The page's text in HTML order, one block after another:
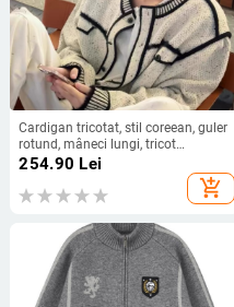
Cardigan tricotat, stil coreean, guler
rotund, mâneci lungi, tricot
jacquard gros, amestec poliester
254.90 Lei
add_shopping_cart